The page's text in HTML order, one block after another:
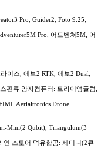
Pro, Guider2, Foto 9.25,
Pro, 어드벤쳐5M, 어
이즈, 에보2 RTK, 에보2 Dual,
스핀큐 양자컴퓨터: 트라이앵귤럼,
Aerialtronics Drone
Mini(2 Qubit), Triangulum(3
인 스토어 덕유항공: 제미니(2큐